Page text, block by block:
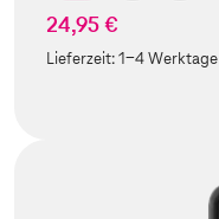
24,95 €
Lieferzeit:1-4 Werktage